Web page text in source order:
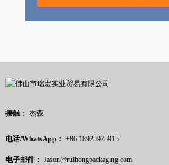
接触： 杰森
电话/WhatsApp： +86 18925975915
电子邮件： Jason@ruihongpackaging.com